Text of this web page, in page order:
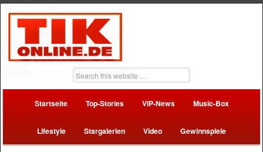
Startseite Top-Stories VIP-News Music-Box
Lifestyle Stargalerien Video Gewinnspiele